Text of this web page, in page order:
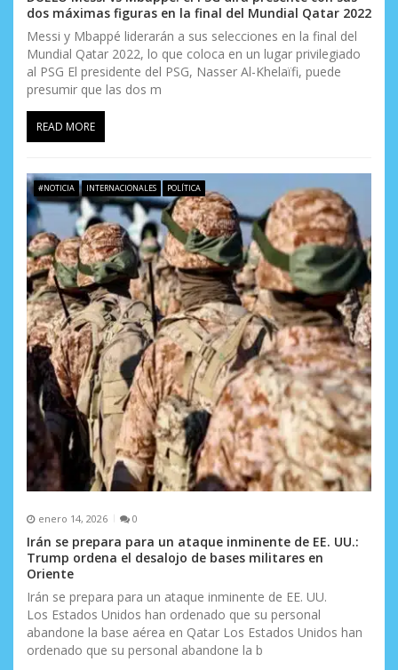
dos máximas figuras en la final del Mundial Qatar 2022
Messi y Mbappé liderarán a sus selecciones en la final del
Mundial Qatar 2022, lo que coloca en un lugar privilegiado
al PSG El presidente del PSG, Nasser Al-Khelaïfi, puede
presumir que las dos m
READ MORE
#NOTICIA INTERNACIONALES POLÍTICA
enero 14, 2026 0
Irán se prepara para un ataque inminente de EE. UU.:
Trump ordena el desalojo de bases militares en
Oriente
Irán se prepara para un ataque inminente de EE. UU.
Los Estados Unidos han ordenado que su personal
abandone la base aérea en Qatar Los Estados Unidos han
ordenado que su personal abandone la b